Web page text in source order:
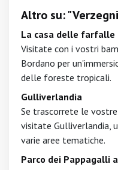
Altro su:
La casa delle farfalle
Visitate con i vostri
Bordano per
delle foreste tropicali.
Gulliverlandia
Se trascorrete le vostre
visitate Gulliverlandia,
varie aree tematiche.
Parco dei Pappagalli